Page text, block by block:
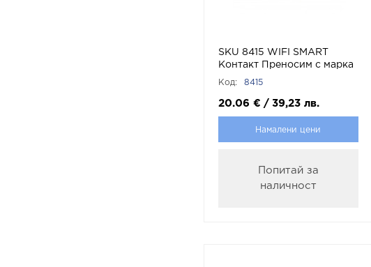
SKU 8415 WIFI SMART
Контакт Преносим с марка
V-TAC
Код: 8415
20.06 € / 39,23 лв.
Намалени цени
Попитай за
наличност